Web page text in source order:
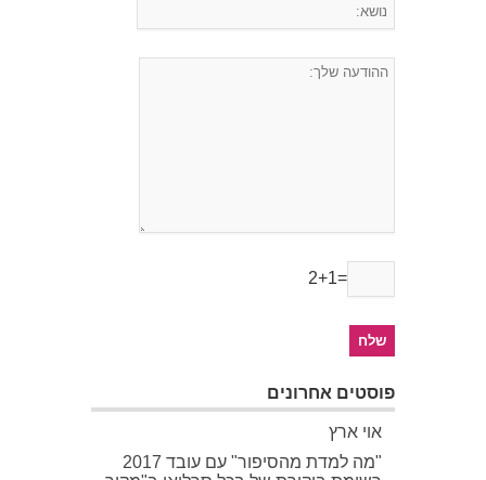
2+1=
פוסטים אחרונים
אוי ארץ
"מה למדת מהסיפור" עם עובד 2017